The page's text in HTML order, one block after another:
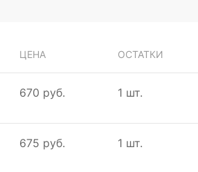
ЦЕНА ОСТАТКИ
670 руб. 1 шт.
675 руб. 1 шт.